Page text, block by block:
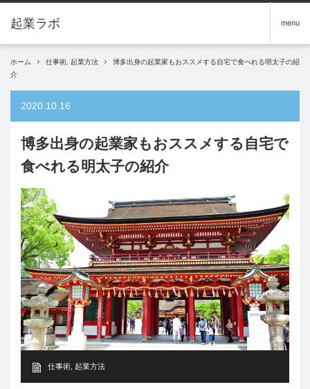
menu
ホーム 仕事術 起業方法
博多出身の起業家もおススメする自宅で食べれる明太子の紹
介
2020.10.16
博多出身の起業家もおススメする自宅で
食べれる明太子の紹介
仕事術 起業方法